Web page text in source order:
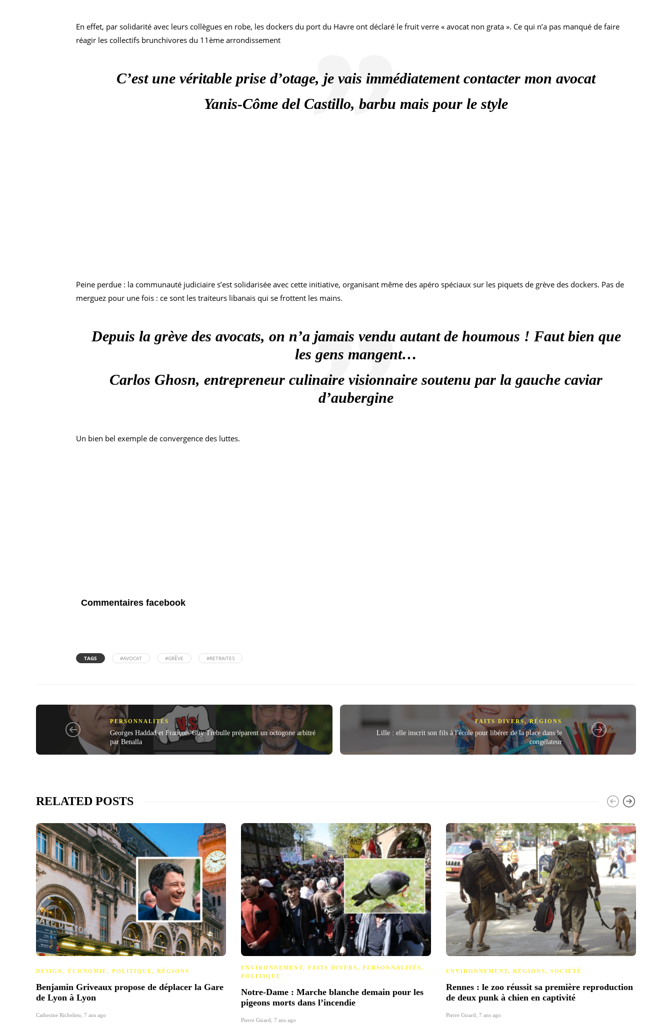
En effet, par solidarité avec leurs collègues en robe, les dockers du port du Havre ont déclaré le fruit verre « avocat non grata ». Ce qui n’a pas manqué de faire
réagir les collectifs brunchivores du 11ème arrondissement
C’est une véritable prise d’otage, je vais immédiatement contacter mon avocat
Yanis-Côme del Castillo, barbu mais pour le style
Peine perdue : la communauté judiciaire s’est solidarisée avec cette initiative, organisant même des apéro spéciaux sur les piquets de grève des dockers. Pas de
merguez pour une fois : ce sont les traiteurs libanais qui se frottent les mains.
Depuis la grève des avocats, on n’a jamais vendu autant de houmous ! Faut bien que
les gens mangent…
Carlos Ghosn, entrepreneur culinaire visionnaire soutenu par la gauche caviar
d’aubergine
Un bien bel exemple de convergence des luttes.
Commentaires facebook
TAGS #AVOCAT #GRÊVE #RETRAITES
PERSONNALITÉS
Georges Haddad et François-Guy Trebulle préparent un octogone arbitré
par Benalla
FAITS DIVERS,RÉGIONS
Lille : elle inscrit son fils à l'école pour libérer de la place dans le
congélateur
RELATED POSTS
DESIGN, ÉCONOMIE, POLITIQUE, RÉGIONS
Benjamin Griveaux propose de déplacer la Gare
de Lyon à Lyon
Catherine Richelieu 7 ans ago
ENVIRONNEMENT, FAITS DIVERS, PERSONNALITÉS,
POLITIQUE
Notre-Dame : Marche blanche demain pour les
pigeons morts dans l’incendie
Pierre Girard 7 ans ago
ENVIRONNEMENT, RÉGIONS, SOCIÉTÉ
Rennes : le zoo réussit sa première reproduction
de deux punk à chien en captivité
Pierre Girard 7 ans ago